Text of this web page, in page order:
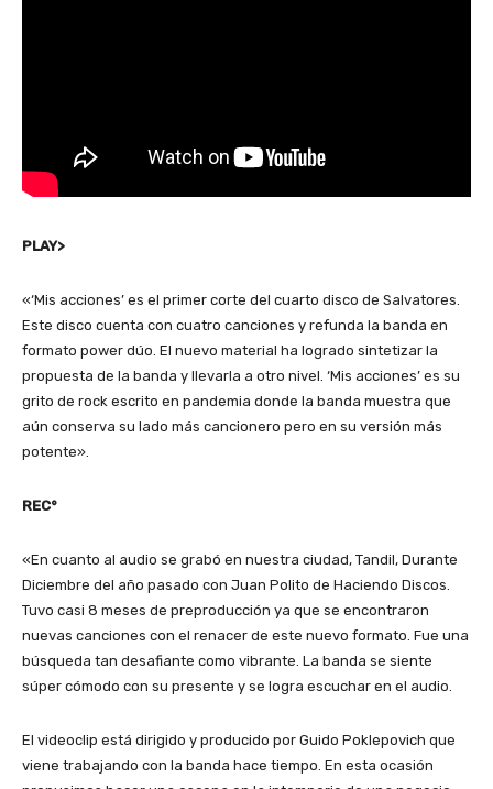
PLAY>
«‘Mis acciones’ es el primer corte del cuarto disco de Salvatores.
Este disco cuenta con cuatro canciones y refunda la banda en
formato power dúo. El nuevo material ha logrado sintetizar la
propuesta de la banda y llevarla a otro nivel. ‘Mis acciones’ es su
grito de rock escrito en pandemia donde la banda muestra que
aún conserva su lado más cancionero pero en su versión más
potente».
REC°
«En cuanto al audio se grabó en nuestra ciudad, Tandil, Durante
Diciembre del año pasado con Juan Polito de Haciendo Discos.
Tuvo casi 8 meses de preproducción ya que se encontraron
nuevas canciones con el renacer de este nuevo formato. Fue una
búsqueda tan desafiante como vibrante. La banda se siente
súper cómodo con su presente y se logra escuchar en el audio.
El videoclip está dirigido y producido por Guido Poklepovich que
viene trabajando con la banda hace tiempo. En esta ocasión